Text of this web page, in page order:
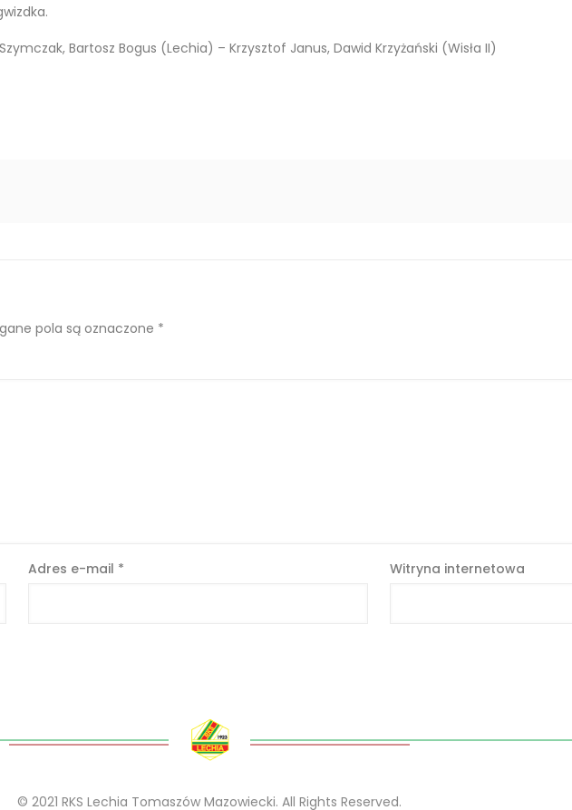
Bartosz Bogus (Lechia) – Krzysztof Janus, Dawid Krzyżański (Wisła II)
pola są oznaczone *
Adres e-mail * Witryna internetowa
© 2021 RKS Lechia Tomaszów Mazowiecki. All Rights Reserved.